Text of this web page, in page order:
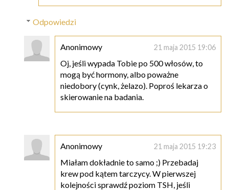
Odpowiedzi
Anonimowy 21 maja 2015 19:06
Oj, jeśli wypada Tobie po 500 włosów, to
mogą być hormony, albo poważne
niedobory (cynk, żelazo). Poproś lekarza o
skierowanie na badania.
Anonimowy 21 maja 2015 19:23
Miałam dokładnie to samo ;) Przebadaj
krew pod kątem tarczycy. W pierwszej
kolejności sprawdź poziom TSH, jeśli